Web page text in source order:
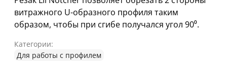
витражного U-образного профиля таким
образом, чтобы при сгибе получался угол 90⁰.
Категории:
Для работы с профилем